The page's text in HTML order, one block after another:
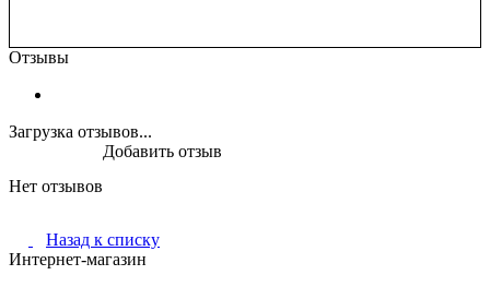
Отзывы
Загрузка отзывов...
Нет отзывов
Добавить отзыв
Назад к списку
Интернет-магазин